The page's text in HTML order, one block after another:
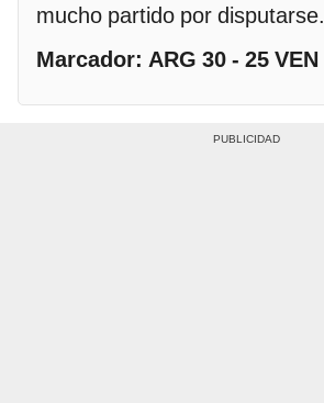
mucho partido por disputarse.
Marcador: ARG 30 - 25 VEN